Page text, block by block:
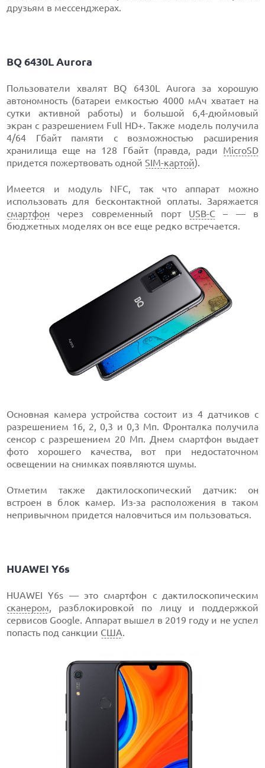
друзьям в мессенджерах.
BQ 6430L Aurora
Пользователи хвалят BQ 6430L Aurora за хорошую
автономность (батареи емкостью 4000 мАч хватает на
сутки активной работы) и большой 6,4-дюймовый
экран с разрешением Full HD+. Также модель получила
4/64 Гбайт памяти с возможностью расширения
хранилища еще на 128 Гбайт (правда, ради MicroSD
придется пожертвовать однойSIM-картой).
Имеется и модуль NFC, так что аппарат можно
использовать для бесконтактной оплаты. Заряжается
смартфон через современный порт USB-C – — в
бюджетных моделях он все еще редко встречается.
Основная камера устройства состоит из 4 датчиков с
разрешением 16, 2, 0,3 и 0,3 Мп. Фронталка получила
сенсор с разрешением 20 Мп. Днем смартфон выдает
фото хорошего качества, вот при недостаточном
освещении на снимках появляются шумы.
Отметим также дактилоскопический датчик: он
встроен в блок камер. Из-за расположения в таком
непривычном придется наловчиться им пользоваться.
HUAWEI Y6s
HUAWEI Y6s — это смартфон с дактилоскопическим
сканером, разблокировкой по лицу и поддержкой
сервисов Google. Аппарат вышел в 2019 году и не успел
попасть под санкции США.